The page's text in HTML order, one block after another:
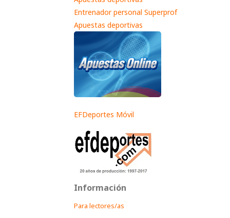
Entrenador personal Superprof
Apuestas deportivas
EFDeportes Móvil
Información
Para lectores/as